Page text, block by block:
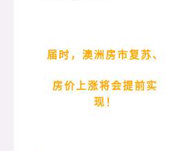
届时，澳洲房市复苏、
房价上涨将会提前实
现！